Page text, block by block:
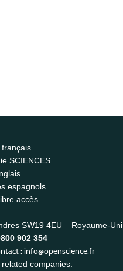
SCIENCES
espagnols
accès
SW19 4EU – Royaume-Uni
902 354
: info@openscience.fr
companies.